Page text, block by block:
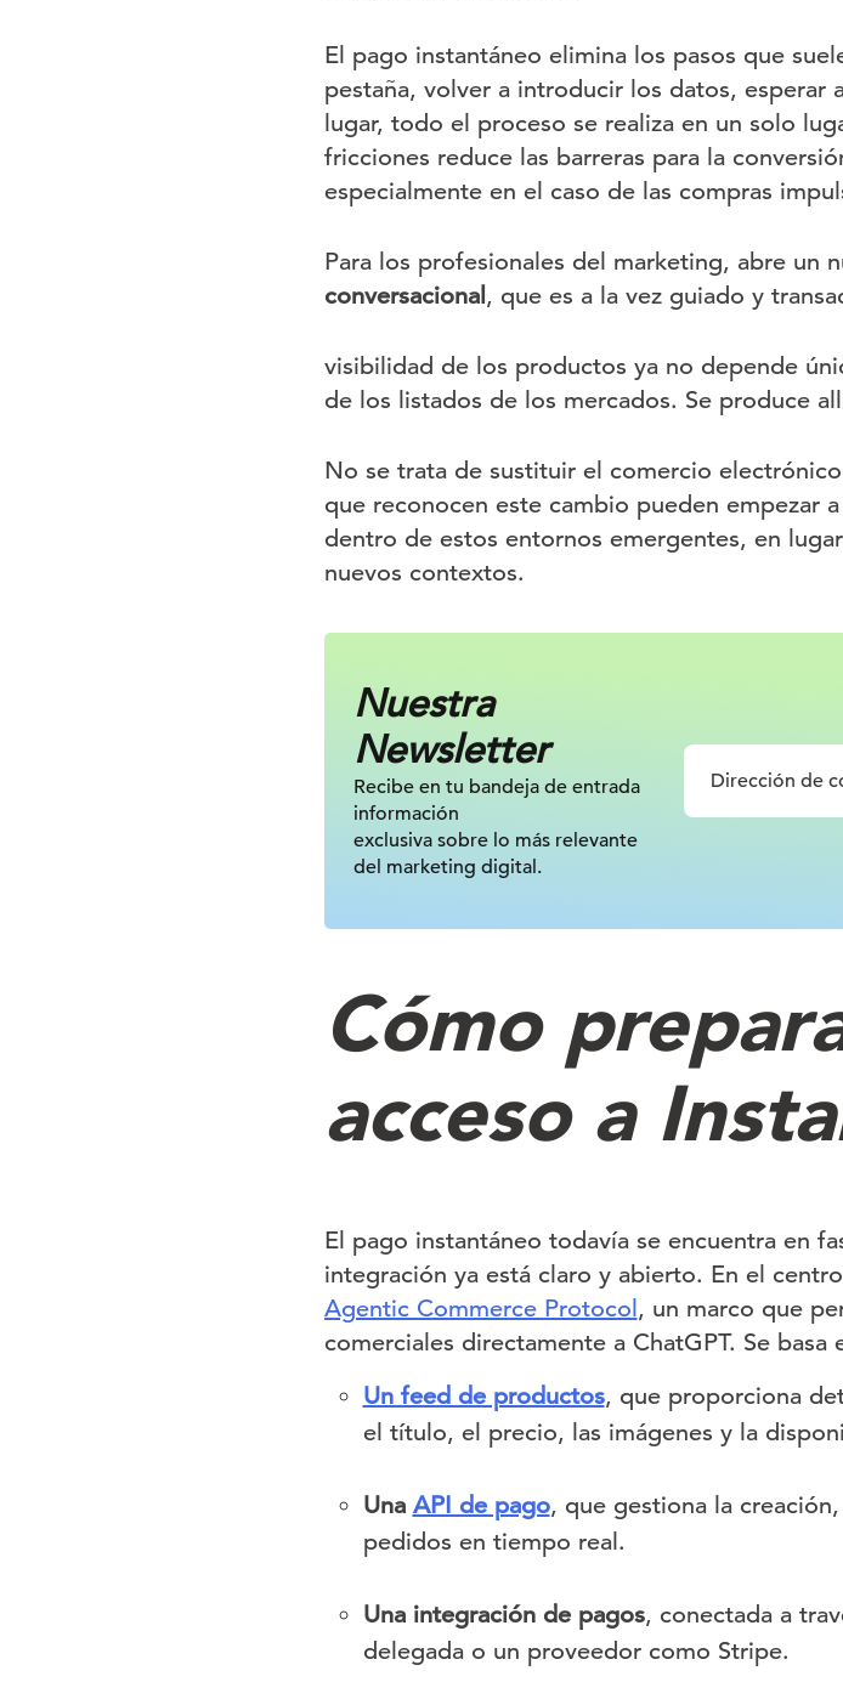
El pago instantáneo elimina los pasos que
pestaña, volver a introducir los datos, esperar
lugar, todo el proceso se realiza en un solo
fricciones reduce las barreras para la
especialmente en el caso de las compras
Para los profesionales del marketing, abre un
conversacional, que es a la vez guiado y
visibilidad de los productos ya no depende
de los listados de los mercados. Se produce
No se trata de sustituir el comercio
que reconocen este cambio pueden empezar
dentro de estos entornos emergentes, en
nuevos contextos.
Nuestra
Newsletter
Recibe en tu bandeja de entrada
información
exclusiva sobre lo más relevante
del marketing digital.
Cómo
acceso a
El pago instantáneo todavía se encuentra en
integración ya está claro y abierto. En el
Agentic Commerce Protocol, un marco que
comerciales directamente a ChatGPT. Se
Un feed de productos, que proporciona
el título, el precio, las imágenes y la
Una API de pago, que gestiona la
pedidos en tiempo real.
Una integración de pagos, conectada a
delegada o un proveedor como Stripe.